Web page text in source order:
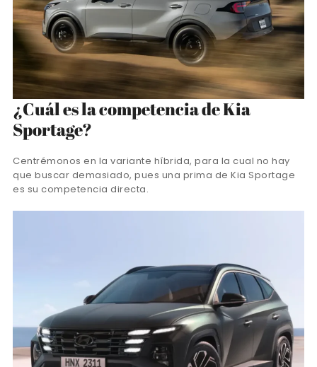
¿Cuál es la competencia de Kia
Sportage?
Centrémonos en la variante híbrida, para la cual no hay
que buscar demasiado, pues una prima de Kia Sportage
es su competencia directa.